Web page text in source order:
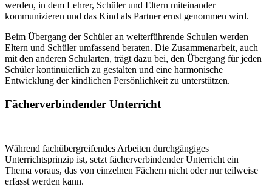
werden, in dem Lehrer, Schüler und Eltern miteinander
kommunizieren und das Kind als Partner ernst genommen wird.
Beim Übergang der Schüler an weiterführende Schulen werden
Eltern und Schüler umfassend beraten. Die Zusammenarbeit, auch
mit den anderen Schularten, trägt dazu bei, den Übergang für jeden
Schüler kontinuierlich zu gestalten und eine harmonische
Entwicklung der kindlichen Persönlichkeit zu unterstützen.
Fächerverbindender Unterricht
Während fachübergreifendes Arbeiten durchgängiges
Unterrichtsprinzip ist, setzt fächerverbindender Unterricht ein
Thema voraus, das von einzelnen Fächern nicht oder nur teilweise
erfasst werden kann.